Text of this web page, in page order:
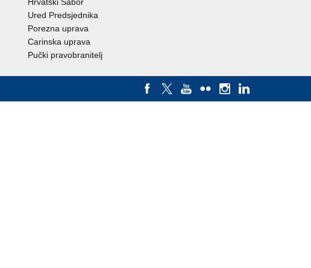
Ured Predsjednika
Porezna uprava
Carinska uprava
Pučki pravobranitelj